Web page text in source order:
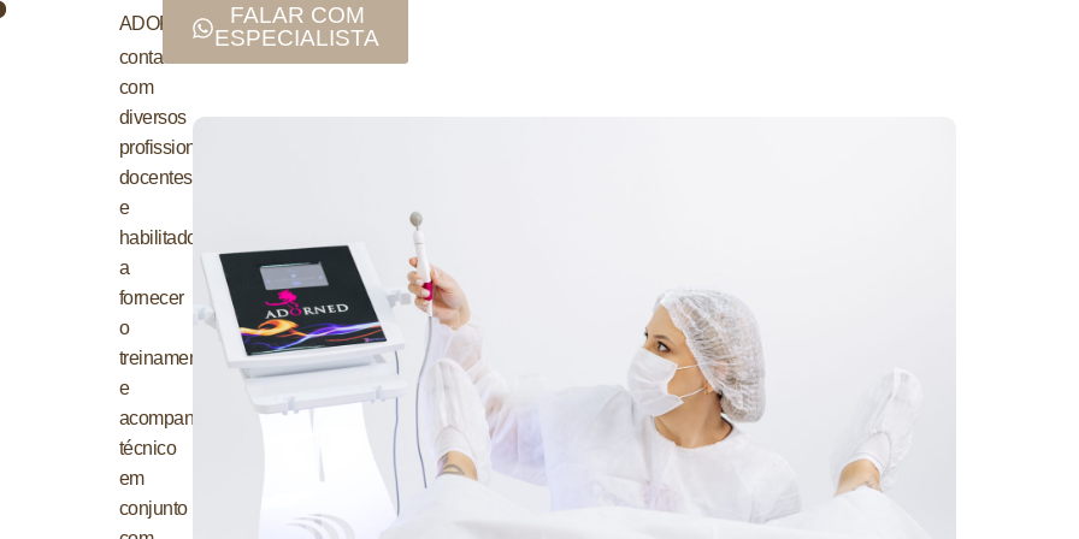
ADORNED
conta
com
diversos
profissionais
docentes
e
habilitados
a
fornecer
o
treinamento
e
acompanhamento
técnico
em
conjunto
FALAR COM
ESPECIALISTA